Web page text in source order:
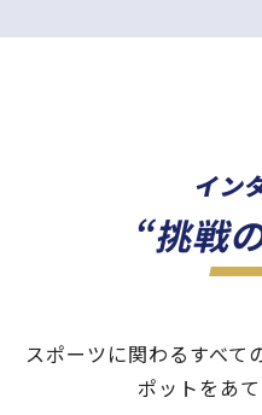
イン
“挑戦
スポーツに関わるすべて
ポットをあ